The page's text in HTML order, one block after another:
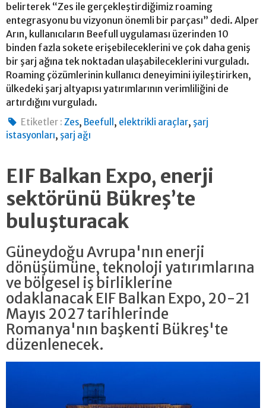
belirterek “Zes ile gerçekleştirdiğimiz roaming
entegrasyonu bu vizyonun önemli bir parçası” dedi. Alper
Arın, kullanıcıların Beefull uygulaması üzerinden 10
binden fazla sokete erişebileceklerini ve çok daha geniş
bir şarj ağına tek noktadan ulaşabileceklerini vurguladı.
Roaming çözümlerinin kullanıcı deneyimini iyileştirirken,
ülkedeki şarj altyapısı yatırımlarının verimliliğini de
artırdığını vurguladı.
Etiketler : Zes, Beefull , elektrikli araçlar, şarj
istasyonları, şarj ağı
EIF Balkan Expo, enerji
sektörünü Bükreş’te
buluşturacak
Güneydoğu Avrupa'nın enerji
dönüşümüne, teknoloji yatırımlarına
ve bölgesel iş birliklerine
odaklanacak EIF Balkan Expo, 20-21
Mayıs 2027 tarihlerinde
Romanya'nın başkenti Bükreş'te
düzenlenecek.